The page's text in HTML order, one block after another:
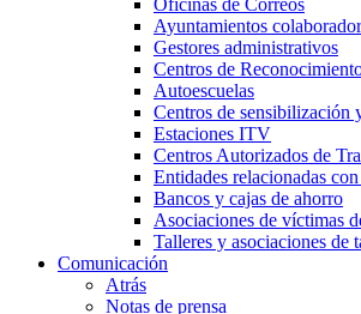
Oficinas de Correos
Ayuntamientos
Gestores administrativos
Centros de
Autoescuelas
Centros de sensibilización
Estaciones ITV
Centros Autorizados de
Entidades relacionadas
Bancos y cajas de ahorro
Asociaciones de víctimas
Talleres y asociaciones de
Comunicación
Atrás
Notas de prensa